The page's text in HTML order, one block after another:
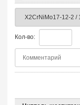
Кол-во: